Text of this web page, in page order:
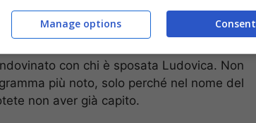
con chi è sposata Ludovica. Non
più noto, solo perché nel nome del
non aver già capito.
Consent
Manage options